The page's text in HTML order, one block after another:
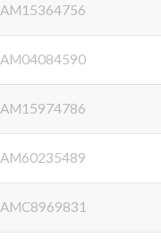
AM15364756
AM04084590
AM15974786
AM60235489
AMC8969831